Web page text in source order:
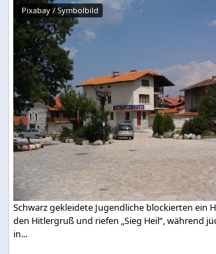
Pixabay / Symbolbild
Schwarz gekleidete Jugendliche blockierten ein
den Hitlergruß und riefen „Sieg Heil“, während
in...